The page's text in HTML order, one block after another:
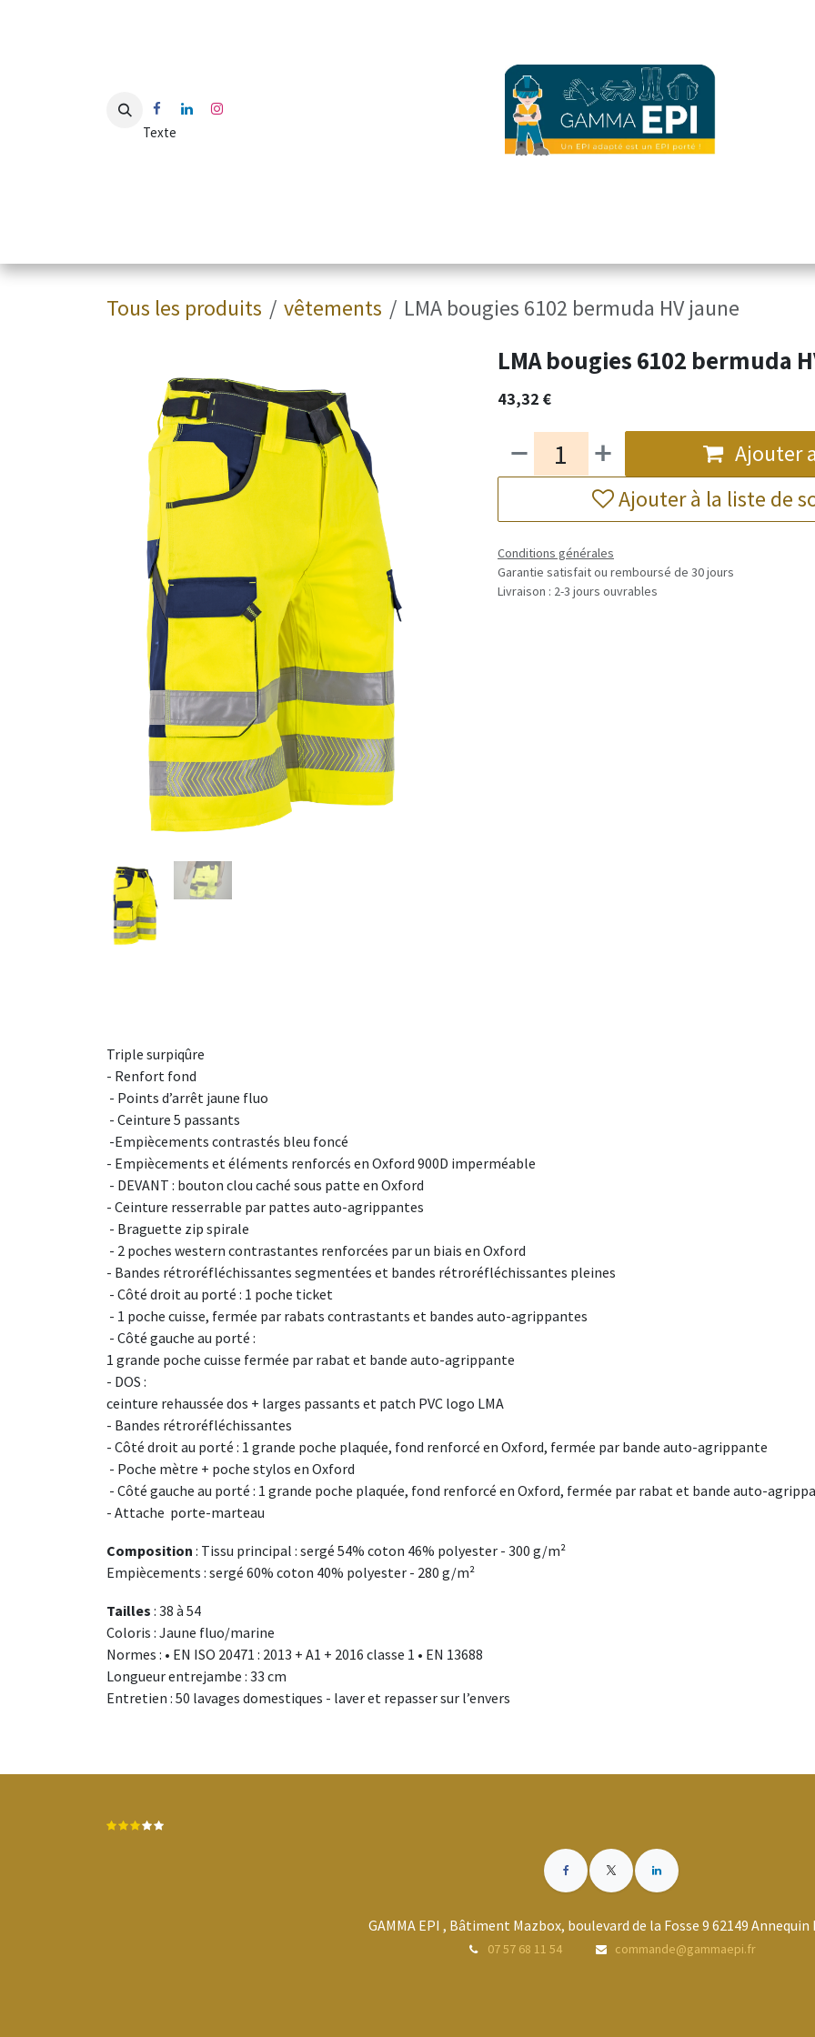
Texte
Tous les produits vêtements LMA bougies 6102 bermuda HV jaune
LMA bougies 6102 bermuda
43,32 €
Ajouter
Ajouter à la liste de
Conditions générales
Garantie satisfait ou remboursé de 30 jours
Livraison : 2-3 jours ouvrables
Triple surpiqûre
- Renfort fond
- Points d’arrêt jaune fluo
- Ceinture 5 passants
-Empiècements contrastés bleu foncé
- Empiècements et éléments renforcés en Oxford 900D imperméable
- DEVANT : bouton clou caché sous patte en Oxford
- Ceinture resserrable par pattes auto-agrippantes
- Braguette zip spirale
- 2 poches western contrastantes renforcées par un biais en Oxford
- Bandes rétroréfléchissantes segmentées et bandes rétroréfléchissantes pleines
- Côté droit au porté : 1 poche ticket
- 1 poche cuisse, fermée par rabats contrastants et bandes auto-agrippantes
- Côté gauche au porté :
1 grande poche cuisse fermée par rabat et bande auto-agrippante
- DOS :
ceinture rehaussée dos + larges passants et patch PVC logo LMA
- Bandes rétroréfléchissantes
- Côté droit au porté : 1 grande poche plaquée, fond renforcé en Oxford, fermée par bande auto-agrippante
- Poche mètre + poche stylos en Oxford
- Côté gauche au porté : 1 grande poche plaquée, fond renforcé en Oxford, fermée par rabat et bande auto-
- Attache porte-marteau
Composition : Tissu principal : sergé 54% coton 46% polyester - 300 g/m²
Empiècements : sergé 60% coton 40% polyester - 280 g/m²
Tailles : 38 à 54
Coloris : Jaune fluo/marine
Normes : • EN ISO 20471 : 2013 + A1 + 2016 classe 1 • EN 13688
Longueur entrejambe : 33 cm
Entretien : 50 lavages domestiques - laver et repasser sur l’envers
GAMMA EPI , Bâtiment Mazbox, boulevard de la Fosse 9 62149 Annequin
07 57 68 11 54 commande@gammaepi.fr